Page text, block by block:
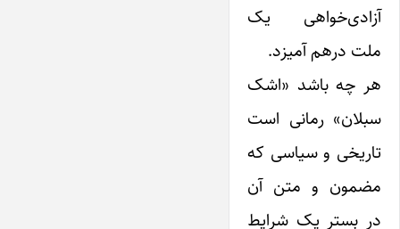
آزادی‌خواهی یک
ملت درهم آمیزد.
هر چه باشد «اشک
سبلان» رمانی ا‌ست
تاریخی و سیاسی که
مضمون ‌و متن آن
در بستر یک شرایط